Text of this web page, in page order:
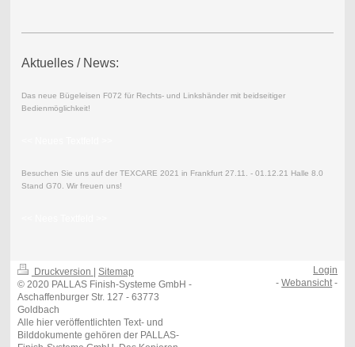
Aktuelles / News:
Das neue Bügeleisen F072 für Rechts- und Linkshänder mit beidseitiger
Bedienmöglichkeit!
Besuchen Sie uns auf der TEXCARE 2021 in Frankfurt 27.11. - 01.12.21 Halle 8.0
Stand G70. Wir freuen uns!
Druckversion
Sitemap
© 2020 PALLAS Finish-Systeme GmbH -
Aschaffenburger Str. 127 - 63773
Goldbach
Alle hier veröffentlichten Text- und
Bilddokumente gehören der PALLAS-
Login
-Webansicht-